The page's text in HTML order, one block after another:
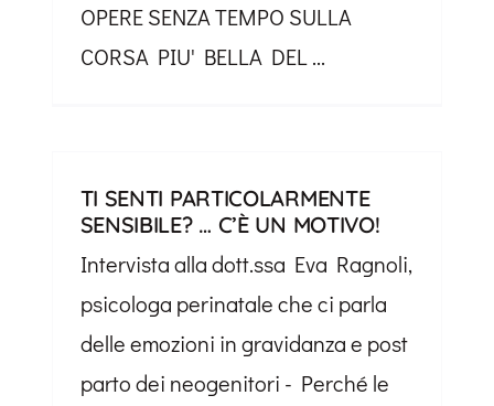
OPERE SENZA TEMPO SULLA
CORSA PIU' BELLA DEL ...
TI SENTI PARTICOLARMENTE
SENSIBILE? … C’È UN MOTIVO!
Intervista alla dott.ssa Eva Ragnoli,
psicologa perinatale che ci parla
delle emozioni in gravidanza e post
parto dei neogenitori - Perché le